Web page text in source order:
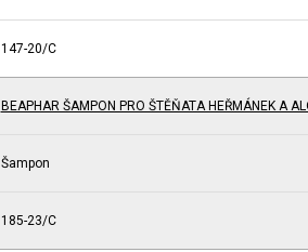
147-20/C
BEAPHAR ŠAMPON PRO ŠTĚŇATA HEŘMÁNEK A
Šampon
185-23/C